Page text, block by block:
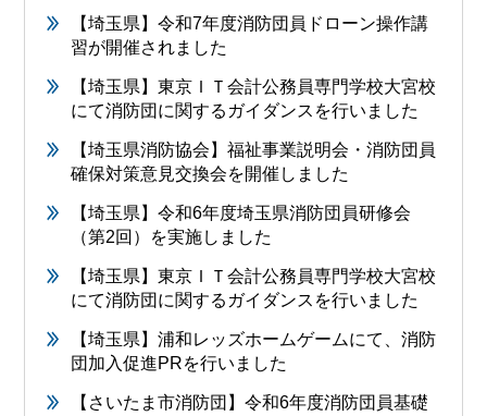
【埼玉県】令和7年度消防団員ドローン操作講
習が開催されました
【埼玉県】東京ＩＴ会計公務員専門学校大宮校
にて消防団に関するガイダンスを行いました
【埼玉県消防協会】福祉事業説明会・消防団員
確保対策意見交換会を開催しました
【埼玉県】令和6年度埼玉県消防団員研修会
（第2回）を実施しました
【埼玉県】東京ＩＴ会計公務員専門学校大宮校
にて消防団に関するガイダンスを行いました
【埼玉県】浦和レッズホームゲームにて、消防
団加入促進PRを行いました
【さいたま市消防団】令和6年度消防団員基礎